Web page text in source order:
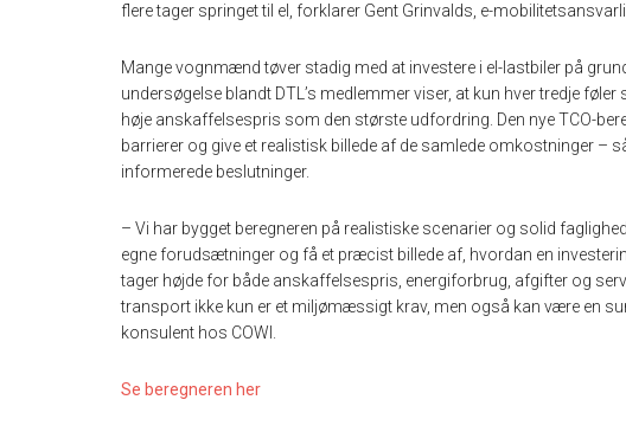
flere tager springet til el, forklarer Gent Grinvalds, e-
Mange vognmænd tøver stadig med at investere i el-lastbiler på
undersøgelse blandt DTL’s medlemmer viser, at kun hver tredje
høje anskaffelsespris som den største udfordring. Den nye TCO-
barrierer og give et realistisk billede af de samlede omkostninger
informerede beslutninger.
– Vi har bygget beregneren på realistiske scenarier og solid
egne forudsætninger og få et præcist billede af, hvordan en
tager højde for både anskaffelsespris, energiforbrug, afgifter og
transport ikke kun er et miljømæssigt krav, men også kan være en
konsulent hos COWI.
Se beregneren her